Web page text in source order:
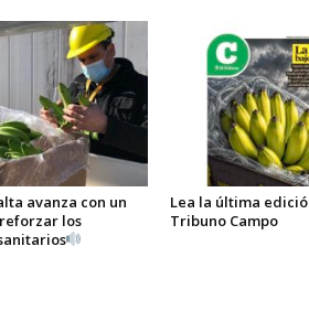
avanza con un
los
Lea la última
Tribuno Campo